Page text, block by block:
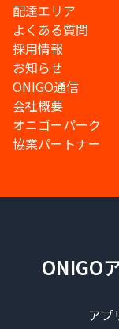
配達エリア
よくある質問
採用情報
お知らせ
ONIGO通信
会社概要
オニゴーパーク
協業パートナー
ONIGO
アプ